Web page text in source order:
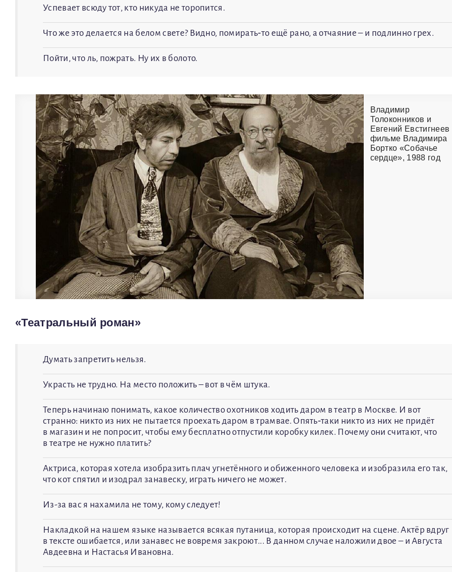
Успевает всюду тот, кто никуда не торопится.
Что же это делается на белом свете? Видно, помирать‑то ещё рано, а отчаяние – и подлинно грех.
Пойти, что ль, пожрать. Ну их в болото.
Владимир
Толоконников и
Евгений Евстигнеев
фильме Владимира
Бортко «Собачье
сердце», 1988 год
«Театральный роман»
Думать запретить нельзя.
Украсть не трудно. На место положить – вот в чём штука.
Теперь начинаю понимать, какое количество охотников ходить даром в театр в Москве. И вот
странно: никто из них не пытается проехать даром в трамвае. Опять‑таки никто из них не придёт
в магазин и не попросит, чтобы ему бесплатно отпустили коробку килек. Почему они считают, что
в театре не нужно платить?
Актриса, которая хотела изобразить плач угнетённого и обиженного человека и изобразила его так,
что кот спятил и изодрал занавеску, играть ничего не может.
Из-за вас я нахамила не тому, кому следует!
Накладкой на нашем языке называется всякая путаница, которая происходит на сцене. Актёр вдруг
в тексте ошибается, или занавес не вовремя закроют... В данном случае наложили двое – и Августа
Авдеевна и Настасья Ивановна.